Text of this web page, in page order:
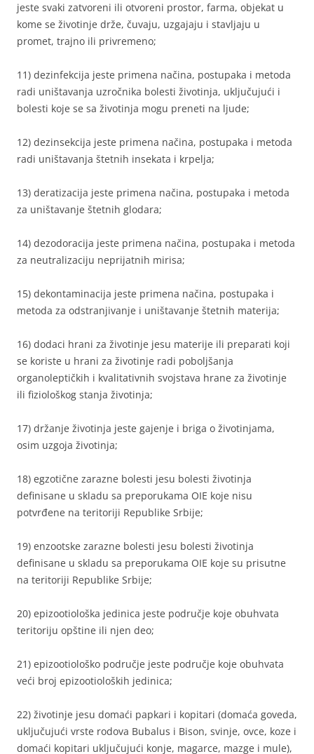
jeste svaki zatvoreni ili otvoreni prostor, farma, objekat u
kome se životinje drže, čuvaju, uzgajaju i stavljaju u
promet, trajno ili privremeno;
11) dezinfekcija jeste primena načina, postupaka i metoda
radi uništavanja uzročnika bolesti životinja, uključujući i
bolesti koje se sa životinja mogu preneti na ljude;
12) dezinsekcija jeste primena načina, postupaka i metoda
radi uništavanja štetnih insekata i krpelja;
13) deratizacija jeste primena načina, postupaka i metoda
za uništavanje štetnih glodara;
14) dezodoracija jeste primena načina, postupaka i metoda
za neutralizaciju neprijatnih mirisa;
15) dekontaminacija jeste primena načina, postupaka i
metoda za odstranjivanje i uništavanje štetnih materija;
16) dodaci hrani za životinje jesu materije ili preparati koji
se koriste u hrani za životinje radi poboljšanja
organoleptičkih i kvalitativnih svojstava hrane za životinje
ili fiziološkog stanja životinja;
17) držanje životinja jeste gajenje i briga o životinjama,
osim uzgoja životinja;
18) egzotične zarazne bolesti jesu bolesti životinja
definisane u skladu sa preporukama OIE koje nisu
potvrđene na teritoriji Republike Srbije;
19) enzootske zarazne bolesti jesu bolesti životinja
definisane u skladu sa preporukama OIE koje su prisutne
na teritoriji Republike Srbije;
20) epizootiološka jedinica jeste područje koje obuhvata
teritoriju opštine ili njen deo;
21) epizootiološko područje jeste područje koje obuhvata
veći broj epizootioloških jedinica;
22) životinje jesu domaći papkari i kopitari (domaća goveda,
uključujući vrste rodova Bubalus i Bison, svinje, ovce, koze i
domaći kopitari uključujući konje, magarce, mazge i mule),